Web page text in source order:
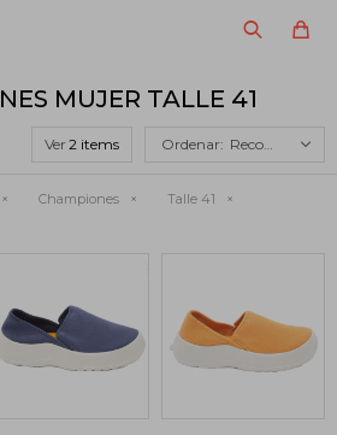
MUJER TALLE 41
Ver Recomendados
Championes Talle 41